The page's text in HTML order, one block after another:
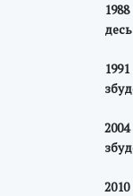
1988
1991
2004
2010